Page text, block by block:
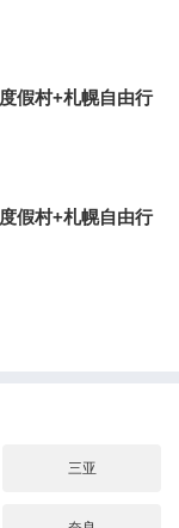
假村+札幌自由行
假村+札幌自由行
三亚